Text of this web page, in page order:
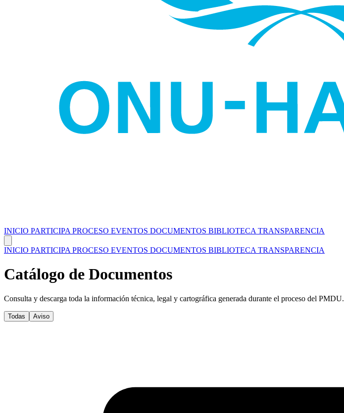
INICIO PARTICIPA PROCESO EVENTOS DOCUMENTOS BIBLIOTECA TRANSPARENCIA
INICIO PARTICIPA PROCESO EVENTOS DOCUMENTOS BIBLIOTECA TRANSPARENCIA
Catálogo de Documentos
Consulta y descarga toda la información técnica, legal y cartográfica generada durante el proceso del PMDU.
Todas Aviso